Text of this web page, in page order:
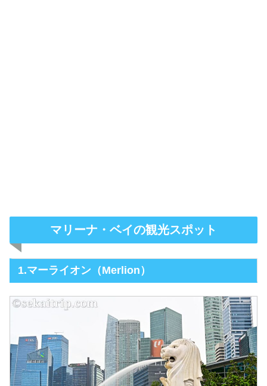
マリーナ・ベイの観光スポット
1.マーライオン（Merlion）